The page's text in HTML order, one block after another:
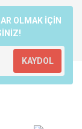
OLMAK İÇİN
KAYDOL